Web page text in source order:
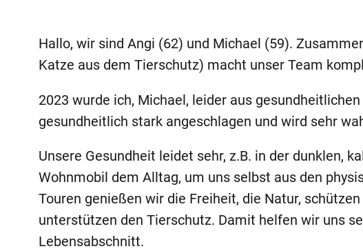
Hallo, wir sind Angi (62) und Michael (59).
Katze aus dem Tierschutz) macht unser Team
2023 wurde ich, Michael, leider aus
gesundheitlich stark angeschlagen und wird sehr
Unsere Gesundheit leidet sehr, z.B. in der dunklen,
Wohnmobil dem Alltag, um uns selbst aus den
Touren genießen wir die Freiheit, die Natur,
unterstützen den Tierschutz. Damit helfen wir uns
Lebensabschnitt.